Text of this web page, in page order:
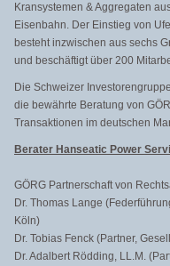
Kransystemen & Aggregaten
Eisenbahn. Der Einstieg von
besteht inzwischen aus sechs
und beschäftigt über 200
Die Schweizer
die bewährte Beratung von
Transaktionen im deutschen
Berater Hanseatic Power
GÖRG Partnerschaft von
Dr. Thomas Lange
Köln)
Dr. Tobias Fenck (Partner,
Dr. Adalbert Rödding, LL.M.